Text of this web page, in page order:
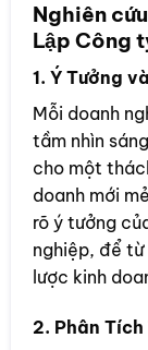
Nghiên
Lập Công
1. Ý Tưởng
Mỗi doanh
tầm nhìn
cho một
doanh mới
rõ ý tưởng
nghiệp, để
lược kinh
2. Phân